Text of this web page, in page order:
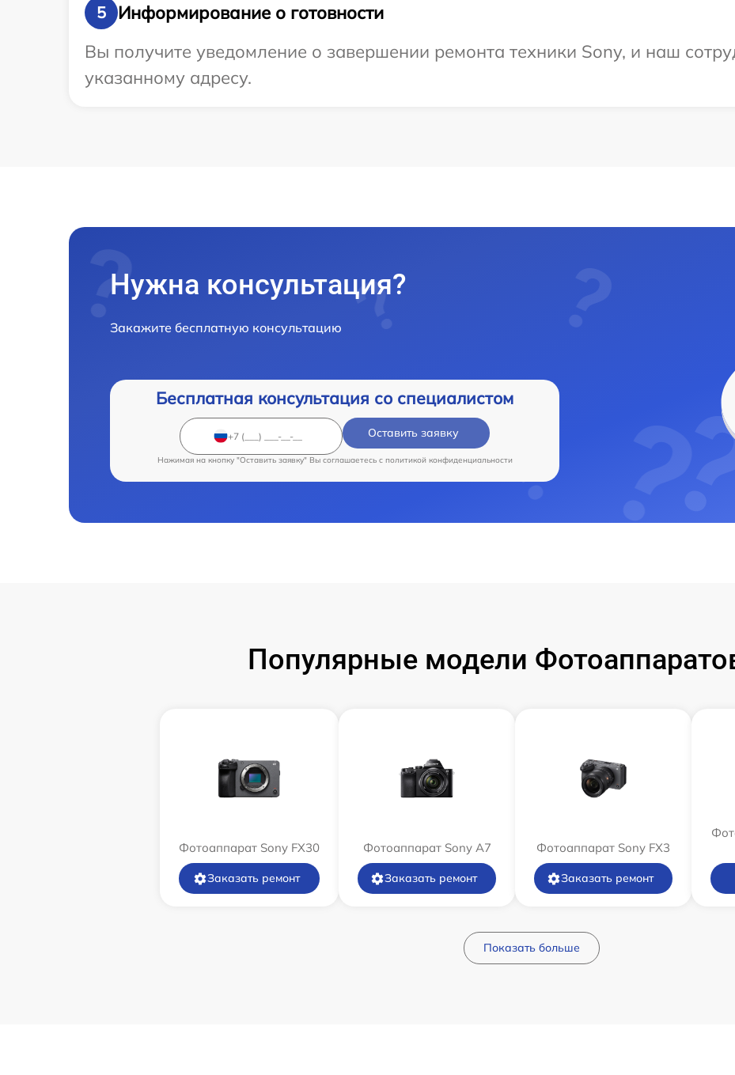
5
Информирование о готовности
Вы получите уведомление о завершении ремонта техники Sony, и наш
указанному адресу.
Нужна консультация?
Закажите бесплатную консультацию
Бесплатная консультация со специалистом
Оставить заявку
Нажимая на кнопку "Оставить заявку" Вы соглашаетесь c политикой конфиденциальности
Популярные модели
Фотоаппарат Sony FX30
Заказать ремонт
Фотоаппарат Sony A7
Заказать ремонт
Фотоаппарат Sony FX3
Заказать ремонт
Показать больше